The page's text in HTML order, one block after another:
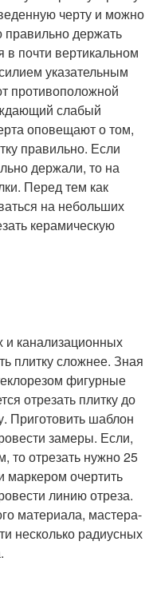
черту и можно
правильно держать
в почти вертикальном
указательным
противоположной
слабый
оповещают о том,
правильно. Если
держали, то на
Перед тем как
на небольших
керамическую
канализационных
плитку сложнее. Зная
фигурные
отрезать плитку до
Приготовить шаблон
замеры. Если,
то отрезать нужно 25
маркером очертить
линию отреза.
материала, мастера-
несколько радиусных